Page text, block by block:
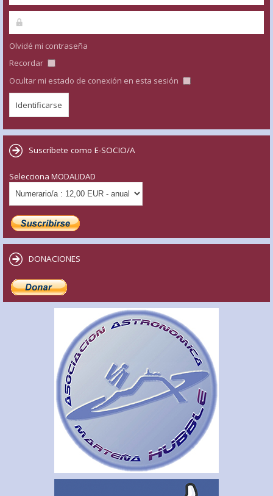
Olvidé mi contraseña
Recordar
Ocultar mi estado de conexión en esta sesión
Suscríbete como E-SOCIO/A
Selecciona MODALIDAD
DONACIONES